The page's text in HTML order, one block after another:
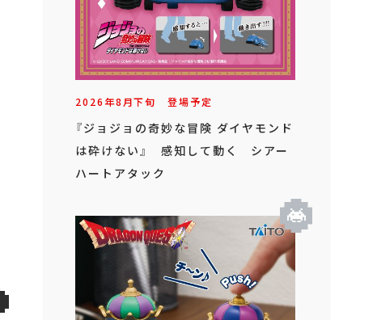
2026年8月下旬 登場予定
『ジョジョの奇妙な冒険 ダイヤモンド
は砕けない』 感知して動く シアー
ハートアタック